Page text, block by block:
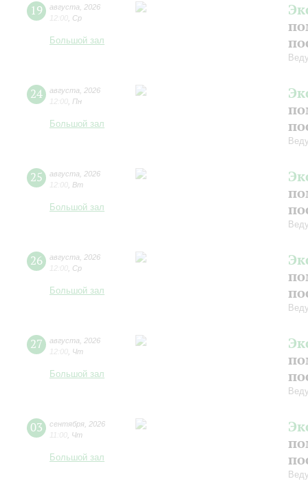
19 августа
2026
12:00 Ср
Большой зал
24 августа
2026
12:00 Пн
Большой зал
25 августа
2026
12:00 Вт
Большой зал
26 августа
2026
12:00 Ср
Большой зал
27 августа
2026
12:00 Чт
Большой зал
03 сентября 2026
11:00 Чт
Большой зал